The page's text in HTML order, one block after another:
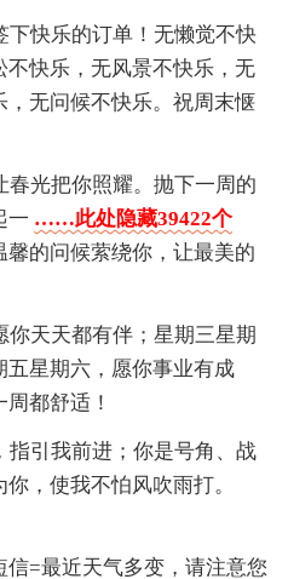
下快乐的订单！无懒觉不快
快乐，无风景不快乐，无
无问候不快乐。祝周末惬
春光把你照耀。抛下一周的
一 ……此处隐藏39422个
馨的问候萦绕你，让最美的
你天天都有伴；星期三星期
五星期六，愿你事业有成
都舒适！
指引我前进；你是号角、战
，使我不怕风吹雨打。
信=最近天气多变，请注意您